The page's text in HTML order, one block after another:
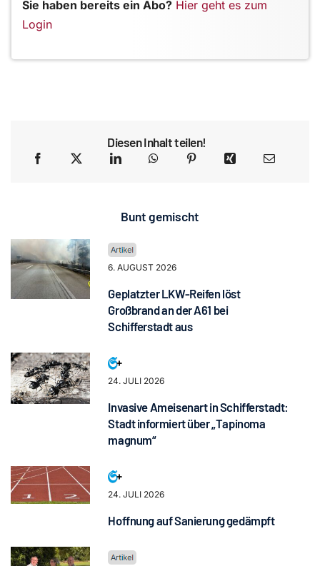
Sie haben bereits ein Abo? Hier geht es zum
Login
Diesen Inhalt teilen!
Bunt gemischt
6. AUGUST 2026
Geplatzter LKW-Reifen löst
Großbrand an der A61 bei
Schifferstadt aus
24. JULI 2026
Invasive Ameisenart in Schifferstadt:
Stadt informiert über „Tapinoma
magnum“
24. JULI 2026
Hoffnung auf Sanierung gedämpft